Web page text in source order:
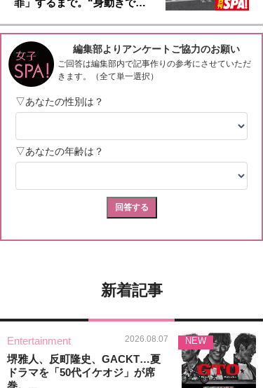
罪」するまで。“身動きで…
新着記事
Entertainment 2026.08.07
堺雅人、反町隆史、GACKT…夏
ドラマを「50代イケオジ」が席
NEW